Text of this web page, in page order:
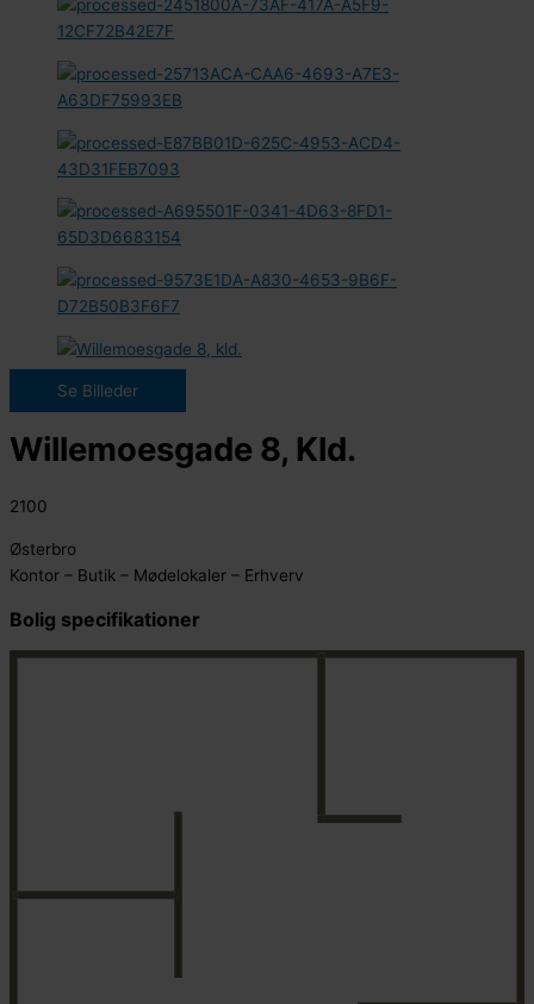
Se Billeder
Willemoesgade 8, Kld.
2100
Østerbro
Kontor – Butik – Mødelokaler – Erhverv
Bolig specifikationer